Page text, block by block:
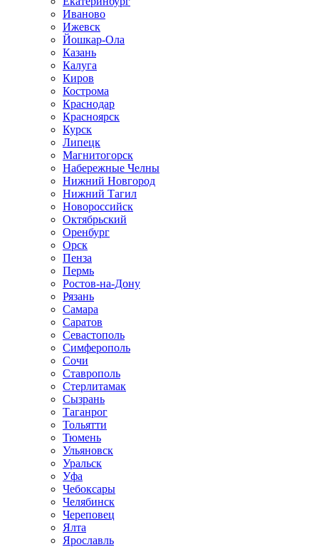
Иваново
Ижевск
Йошкар-Ола
Казань
Калуга
Киров
Кострома
Краснодар
Красноярск
Курск
Липецк
Магнитогорск
Набережные Челны
Нижний Новгород
Нижний Тагил
Новороссийск
Октябрьский
Оренбург
Орск
Пенза
Пермь
Ростов-на-Дону
Рязань
Самара
Саратов
Севастополь
Симферополь
Сочи
Ставрополь
Стерлитамак
Сызрань
Таганрог
Тольятти
Тюмень
Ульяновск
Уральск
Уфа
Чебоксары
Челябинск
Череповец
Ялта
Ярославль